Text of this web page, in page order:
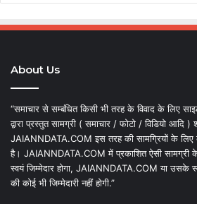
About Us
“समाचार से सम्बंधित किसी भी तरह के विवाद के लिए
द्वारा प्रस्तुत सामग्री ( समाचार / फोटो / विडियो आदि )
JAIANNDATA.COM इस तरह की सामग्रियों के लिए
है। JAIANNDATA.COM में प्रकाशित ऐसी सामग्री
स्वयं जिम्मेदार होगा, JAIANNDATA.COM या उसके
की कोई भी जिम्मेदारी नहीं होगी.”